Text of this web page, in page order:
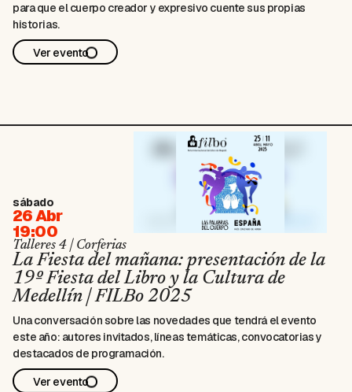
para que el cuerpo creador y expresivo cuente sus propias
historias.
Ver evento
sábado
26 Abr
19:00
Talleres 4 | Corferias
La Fiesta del mañana: presentación de la
19º Fiesta del Libro y la Cultura de
Medellín | FILBo 2025
Una conversación sobre las novedades que tendrá el evento
este año: autores invitados, líneas temáticas, convocatorias y
destacados de programación.
Ver evento